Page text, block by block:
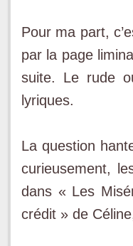
Pour ma part,
par la page
suite. Le rude
lyriques.
La question
curieusement,
dans « Les
crédit » de